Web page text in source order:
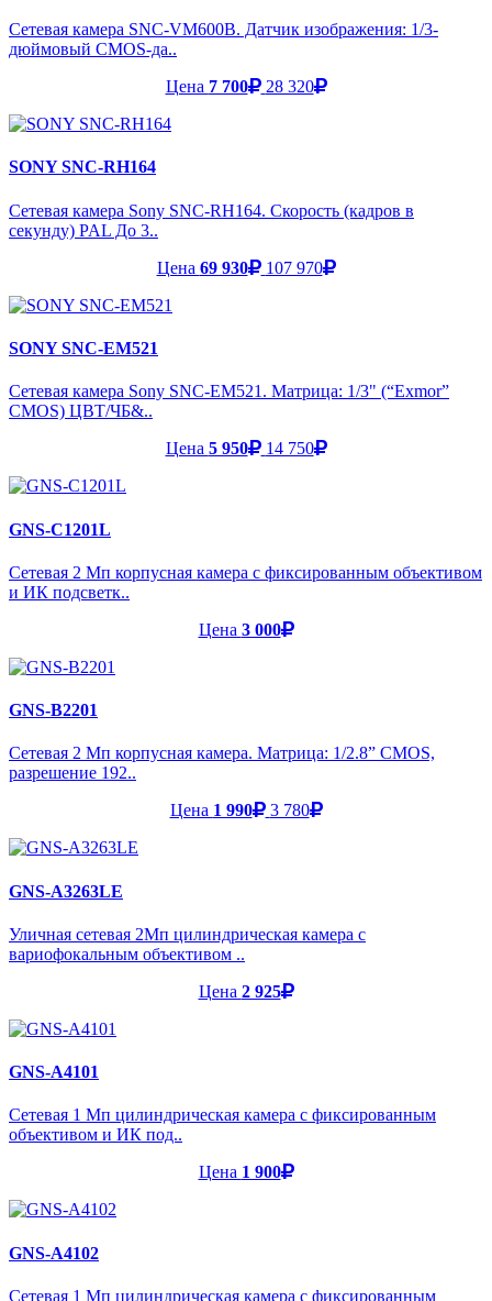
Сетевая камера SNC-VM600B. Датчик изображения: 1/3-
дюймовый CMOS-да..
Цена 7 700 28 320
SONY SNC-RH164
Сетевая камера Sony SNC-RH164. Скорость (кадров в
секунду) PAL До 3..
Цена 69 930 107 970
SONY SNC-EM521
Сетевая камера Sony SNC-EM521. Матрица: 1/3" (“Exmor”
CMOS) ЦВТ/ЧБ&..
Цена 5 950 14 750
GNS-C1201L
Сетевая 2 Мп корпусная камера с фиксированным объективом
и ИК подсветк..
Цена 3 000
GNS-B2201
Сетевая 2 Мп корпусная камера. Матрица: 1/2.8” CMOS,
разрешение 192..
Цена 1 990 3 780
GNS-A3263LE
Уличная сетевая 2Мп цилиндрическая камера с
вариофокальным объективом ..
Цена 2 925
GNS-A4101
Cетевая 1 Мп цилиндрическая камера с фиксированным
объективом и ИК под..
Цена 1 900
GNS-A4102
Cетевая 1 Мп цилиндрическая камера с фиксированным